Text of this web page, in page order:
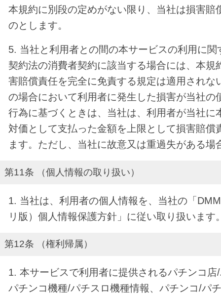
本規約に別段の定めがない限り、当社は損害賠
のとします。
5. 当社と利用者との間の本サービスの利用に
契約法の消費者契約に該当する場合には、本規
害賠償責任を完全に免責する規定は適用されな
の場合において利用者に発生した損害が当社の
行為に基づくときは、当社は、利用者が当社に
対価として支払った金額を上限として損害賠償
ます。ただし、当社に故意又は重過失がある場
第11条 （個人情報の取り扱い）
1. 当社は、利用者の個人情報を、当社の「
リ版）個人情報保護方針」に従い取り扱います
第12条 （権利帰属）
1. 本サービスで利用者に提供されるパチンコ
パチンコ機種/パチスロ機種情報、パチンコ/パ